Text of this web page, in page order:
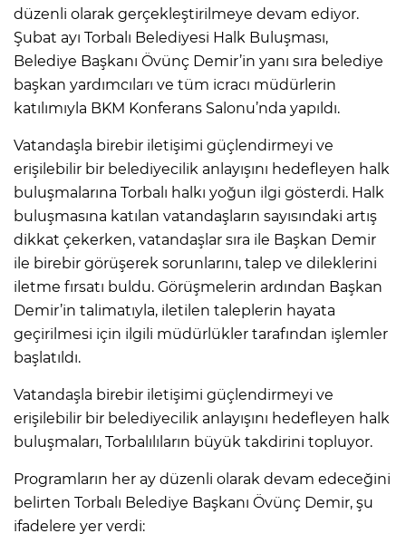
düzenli olarak gerçekleştirilmeye devam ediyor.
Şubat ayı Torbalı Belediyesi Halk Buluşması,
Belediye Başkanı Övünç Demir’in yanı sıra belediye
başkan yardımcıları ve tüm icracı müdürlerin
katılımıyla BKM Konferans Salonu’nda yapıldı.
Vatandaşla birebir iletişimi güçlendirmeyi ve
erişilebilir bir belediyecilik anlayışını hedefleyen halk
buluşmalarına Torbalı halkı yoğun ilgi gösterdi. Halk
buluşmasına katılan vatandaşların sayısındaki artış
dikkat çekerken, vatandaşlar sıra ile Başkan Demir
ile birebir görüşerek sorunlarını, talep ve dileklerini
iletme fırsatı buldu. Görüşmelerin ardından Başkan
Demir’in talimatıyla, iletilen taleplerin hayata
geçirilmesi için ilgili müdürlükler tarafından işlemler
başlatıldı.
Vatandaşla birebir iletişimi güçlendirmeyi ve
erişilebilir bir belediyecilik anlayışını hedefleyen halk
buluşmaları, Torbalılıların büyük takdirini topluyor.
Programların her ay düzenli olarak devam edeceğini
belirten Torbalı Belediye Başkanı Övünç Demir, şu
ifadelere yer verdi: